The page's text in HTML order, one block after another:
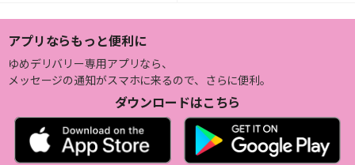
アプリならもっと便利に
ゆめデリバリー専用アプリなら、
メッセージの通知がスマホに来るので、さらに便利。
ダウンロードはこちら